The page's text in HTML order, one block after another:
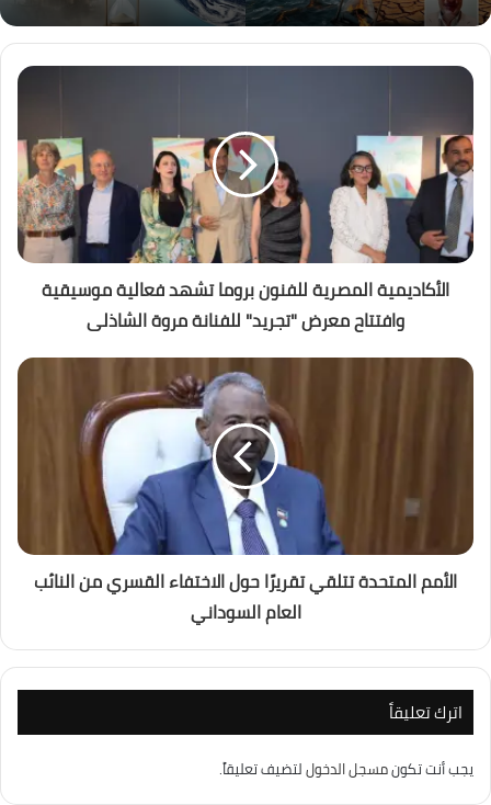
الأكاديمية المصرية للفنون بروما تشهد فعالية موسيقية
وافتتاح معرض "تجريد" للفنانة مروة الشاذلى
الأمم المتحدة تتلقي تقريرًا حول الاختفاء القسري من النائب
العام السوداني
اترك تعليقاً
يجب أنت تكونمسجل الدخوللتضيف تعليقاً.